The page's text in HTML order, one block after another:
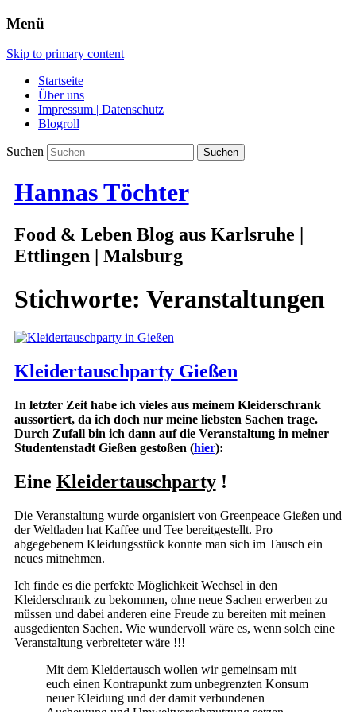
Menü
Skip to primary content
Startseite
Über uns
Impressum | Datenschutz
Blogroll
Suchen
Hannas Töchter
Food & Leben Blog aus Karlsruhe |
Ettlingen | Malsburg
Stichworte: Veranstaltungen
Kleidertauschparty Gießen
In letzter Zeit habe ich vieles aus meinem Kleiderschrank
aussortiert, da ich doch nur meine liebsten Sachen trage.
Durch Zufall bin ich dann auf die Veranstaltung in meiner
Studentenstadt Gießen gestoßen (hier):
Eine Kleidertauschparty!
Die Veranstaltung wurde organisiert von Greenpeace Gießen und
der Weltladen hat Kaffee und Tee bereitgestellt. Pro
abgegebenem Kleidungsstück konnte man sich im Tausch ein
neues mitnehmen.
Ich finde es die perfekte Möglichkeit Wechsel in den
Kleiderschrank zu bekommen, ohne neue Sachen erwerben zu
müssen und dabei anderen eine Freude zu bereiten mit meinen
ausgedienten Sachen. Wie wundervoll wäre es, wenn solch eine
Veranstaltung verbreiteter wäre !!!
Mit dem Kleidertausch wollen wir gemeinsam mit
euch einen Kontrapunkt zum unbegrenzten Konsum
neuer Kleidung und der damit verbundenen